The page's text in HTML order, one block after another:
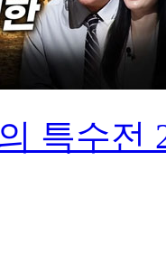
특수전